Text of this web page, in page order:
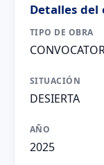
Detalles
TIPO DE OBRA
SITUACIÓN
DESIERTA
AÑO
2025